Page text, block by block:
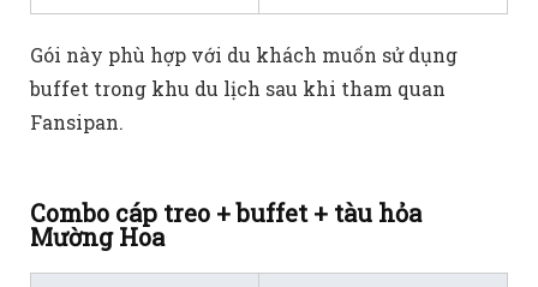
Gói này phù hợp với du khách muốn sử dụng
buffet trong khu du lịch sau khi tham quan
Fansipan.
Combo cáp treo + buffet + tàu hỏa
Mường Hoa